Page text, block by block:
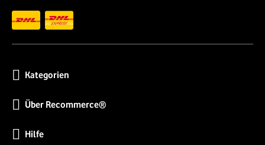
Kategorien
Über Recommerce®
Hilfe